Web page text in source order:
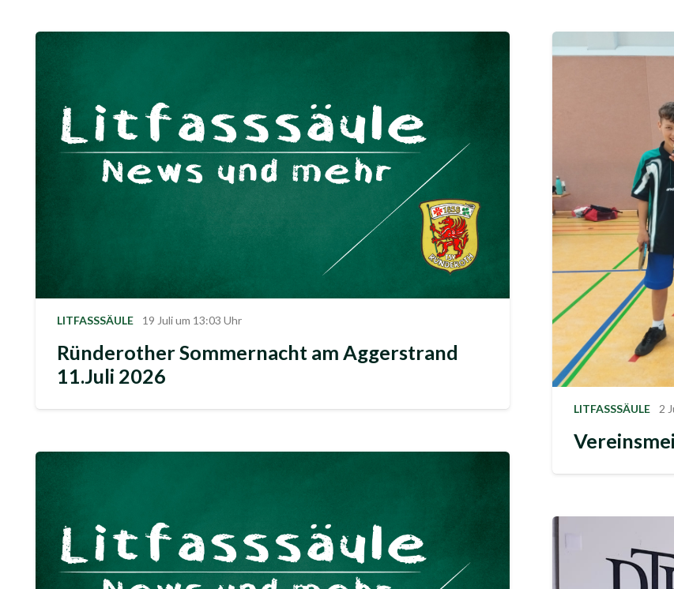
LITFASSSÄULE 19 Juli um 13:03 Uhr
Ründerother Sommernacht am Aggerstrand
11.Juli 2026
LITFASSSÄULE 2